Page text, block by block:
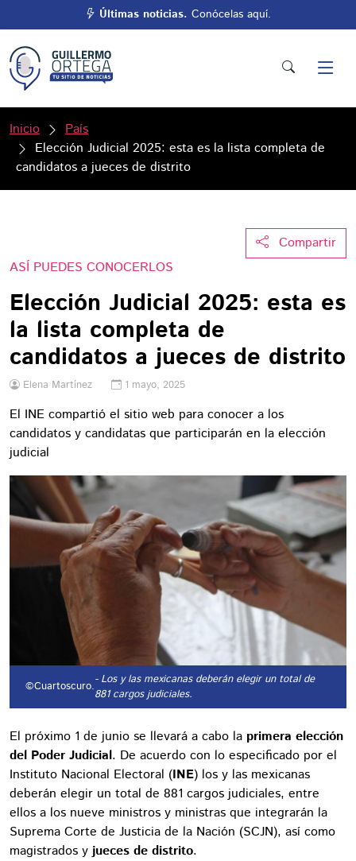
Últimas noticias. Conócelas aquí.
Inicio
País
Elección Judicial 2025: esta es la lista completa de
candidatos a jueces de distrito
Compartir
ASÍ PUEDES CONOCERLOS
Elección Judicial 2025: esta es
la lista completa de
candidatos a jueces de distrito
Elena Martínez 1 mayo, 2025
El INE compartió el sitio web para conocer a los
candidatos y candidatas que participarán en la elección
judicial
©Cuartoscuro.- Los y las mexicanas deberán elegir un total de
881 cargos judiciales.
El próximo 1 de junio se llevará a cabo la primera elección
del Poder Judicial. De acuerdo con lo especificado por el
Instituto Nacional Electoral (INE) los y las mexicanas
deberán elegir un total de 881 cargos judiciales, entre
ellos a los nueve ministros y ministras que integrarán la
Suprema Corte de Justicia de la Nación (SCJN), así como
magistrados y jueces de distrito.